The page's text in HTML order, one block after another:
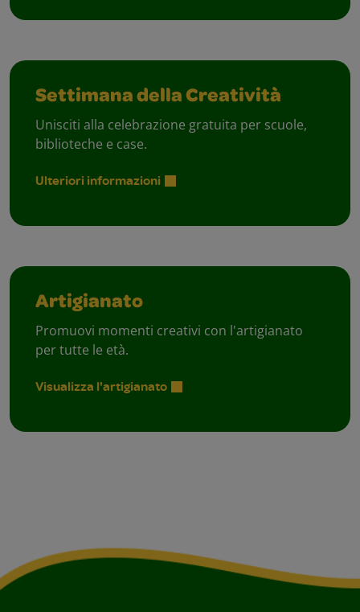
Settimana della Creatività
Unisciti alla celebrazione gratuita per scuole,
biblioteche e case.
Ulteriori informazioni
Artigianato
Promuovi momenti creativi con l'artigianato
per tutte le età.
Visualizza l'artigianato